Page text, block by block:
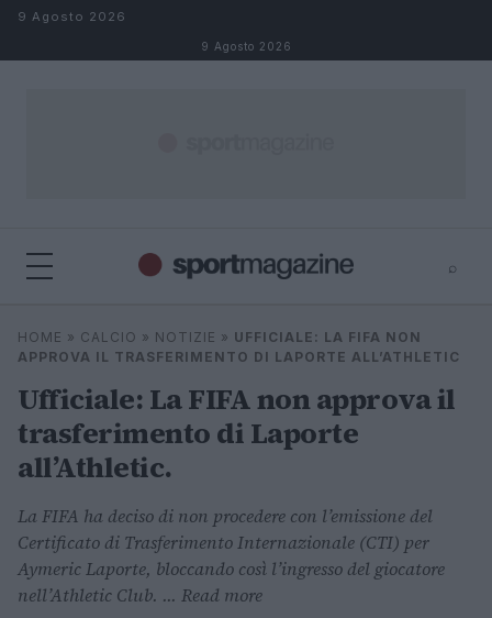
Salta al contenuto
9 Agosto 2026
9 Agosto 2026
⌕
Cerca
HOME » CALCIO » NOTIZIE » UFFICIALE: LA FIFA NON
APPROVA IL TRASFERIMENTO DI LAPORTE ALL’ATHLETIC
Ufficiale: La FIFA non approva il
trasferimento di Laporte
all’Athletic.
La FIFA ha deciso di non procedere con l’emissione del
Certificato di Trasferimento Internazionale (CTI) per
Aymeric Laporte, bloccando così l’ingresso del giocatore
nell’Athletic Club. ... Read more